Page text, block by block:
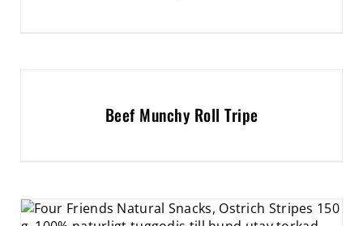
Beef Munchy Roll Tripe